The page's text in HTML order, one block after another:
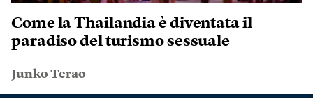
Come la Thailandia è diventata il
paradiso del turismo sessuale
Junko Terao